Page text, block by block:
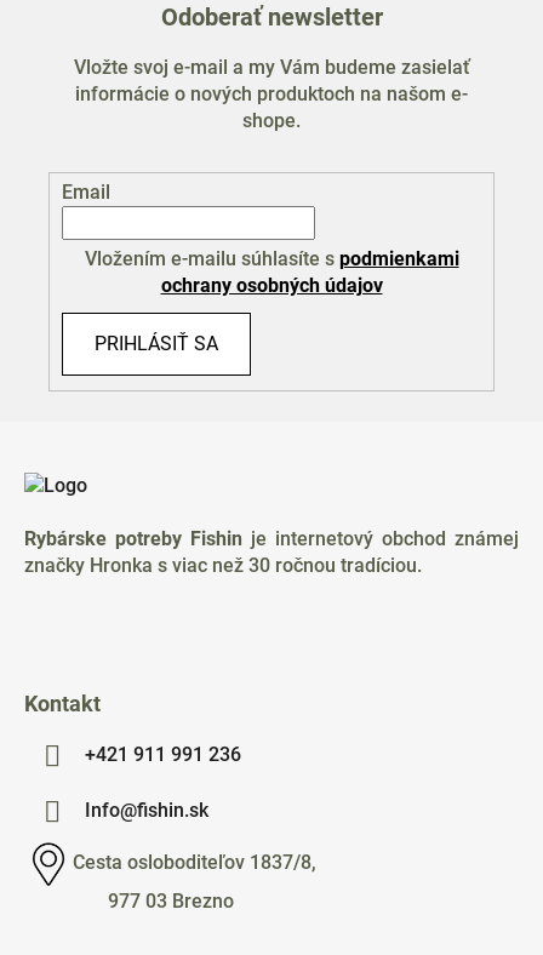
Odoberať newsletter
Vložte svoj e-mail a my Vám budeme zasielať
informácie o nových produktoch na našom e-
shope.
Email
Vložením e-mailu súhlasíte s podmienkami
ochrany osobných údajov
PRIHLÁSIŤ SA
Rybárske potreby Fishin je internetový obchod známej
značky Hronka s viac než 30 ročnou tradíciou.
Kontakt
+421 911 991 236
Info@fishin.sk
Cesta osloboditeľov 1837/8,
977 03 Brezno